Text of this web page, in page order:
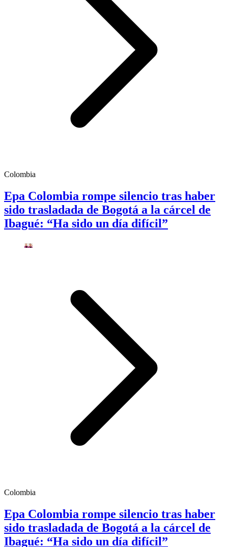
Colombia
Epa Colombia rompe silencio tras haber
sido trasladada de Bogotá a la cárcel de
Ibagué: “Ha sido un día difícil”
Colombia
Epa Colombia rompe silencio tras haber
sido trasladada de Bogotá a la cárcel de
Ibagué: “Ha sido un día difícil”